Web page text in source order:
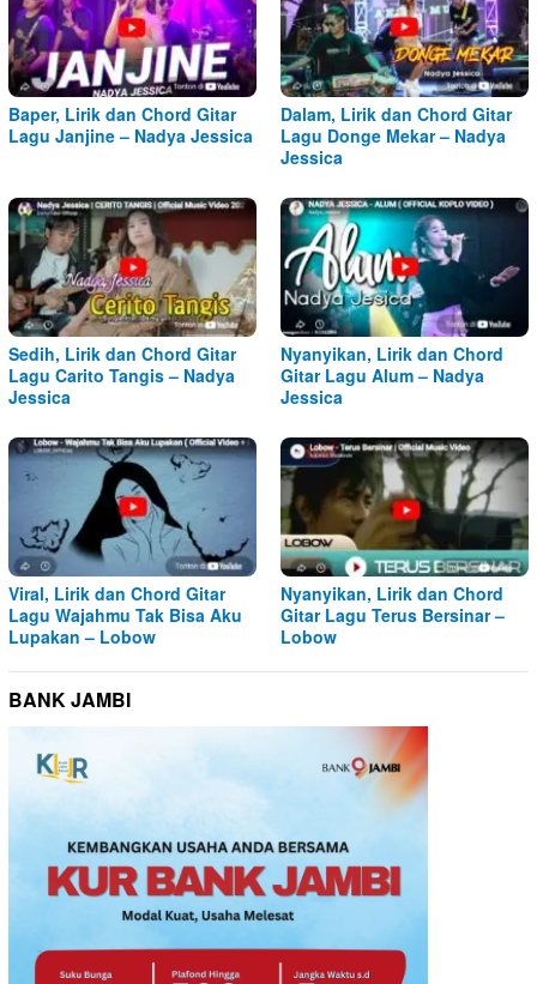
Baper, Lirik dan Chord Gitar
Lagu Janjine – Nadya Jessica
Dalam, Lirik dan Chord Gitar
Lagu Donge Mekar – Nadya
Jessica
Sedih, Lirik dan Chord Gitar
Lagu Carito Tangis – Nadya
Jessica
Nyanyikan, Lirik dan Chord
Gitar Lagu Alum – Nadya
Jessica
Viral, Lirik dan Chord Gitar
Lagu Wajahmu Tak Bisa Aku
Lupakan – Lobow
Nyanyikan, Lirik dan Chord
Gitar Lagu Terus Bersinar –
Lobow
BANK JAMBI